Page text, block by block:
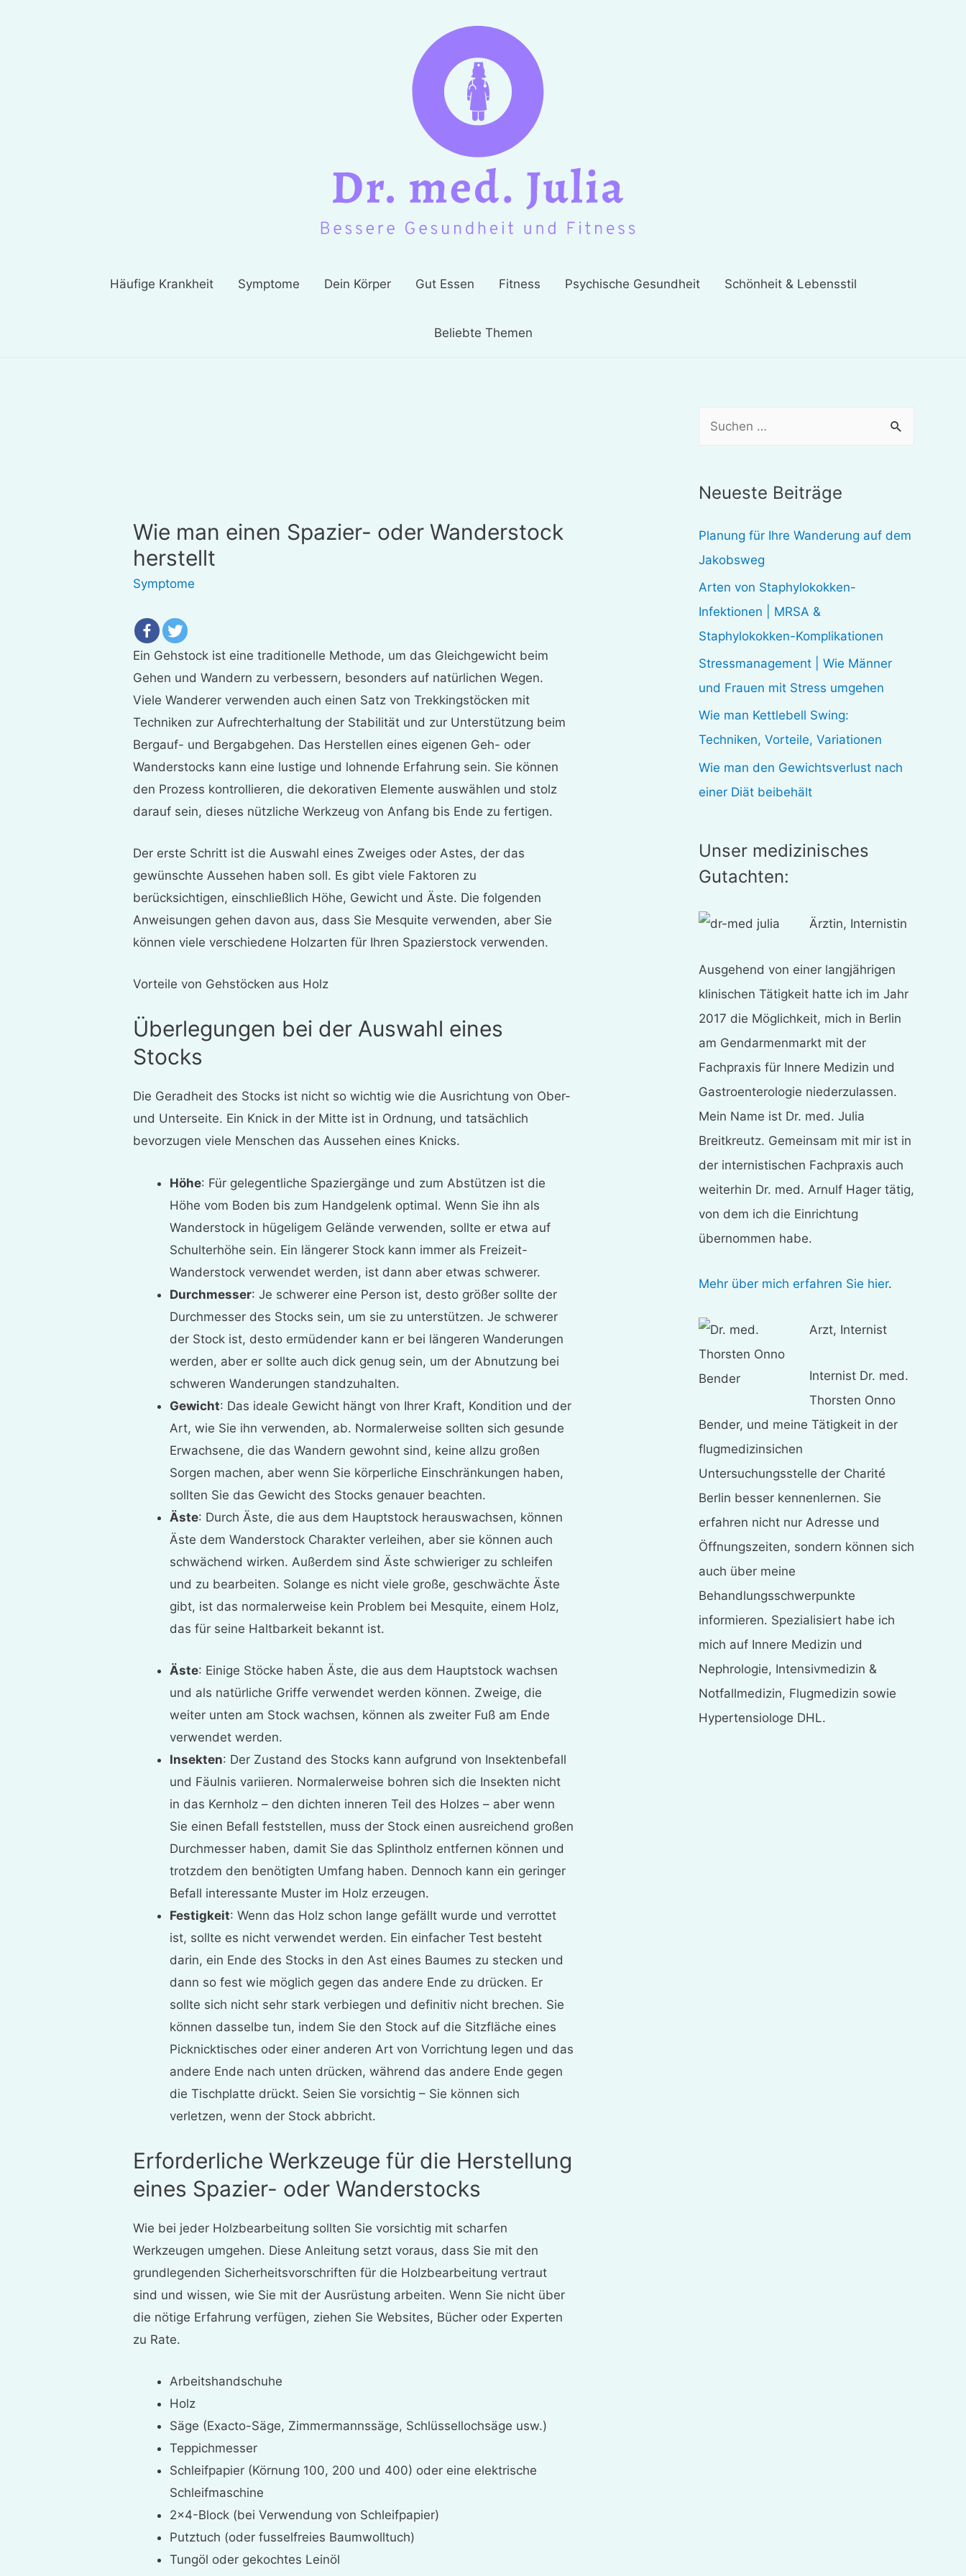
Häufige Krankheit Symptome Dein Körper Gut Essen Fitness Psychische Gesundheit Schönheit & Lebensstil
Beliebte Themen
Wie man einen Spazier- oder Wanderstock
herstellt
Symptome
Ein Gehstock ist eine traditionelle Methode, um das Gleichgewicht beim
Gehen und Wandern zu verbessern, besonders auf natürlichen Wegen.
Viele Wanderer verwenden auch einen Satz von Trekkingstöcken mit
Techniken zur Aufrechterhaltung der Stabilität und zur Unterstützung beim
Bergauf- und Bergabgehen. Das Herstellen eines eigenen Geh- oder
Wanderstocks kann eine lustige und lohnende Erfahrung sein. Sie können
den Prozess kontrollieren, die dekorativen Elemente auswählen und stolz
darauf sein, dieses nützliche Werkzeug von Anfang bis Ende zu fertigen.
Der erste Schritt ist die Auswahl eines Zweiges oder Astes, der das
gewünschte Aussehen haben soll. Es gibt viele Faktoren zu
berücksichtigen, einschließlich Höhe, Gewicht und Äste. Die folgenden
Anweisungen gehen davon aus, dass Sie Mesquite verwenden, aber Sie
können viele verschiedene Holzarten für Ihren Spazierstock verwenden.
Vorteile von Gehstöcken aus Holz
Überlegungen bei der Auswahl eines
Stocks
Die Geradheit des Stocks ist nicht so wichtig wie die Ausrichtung von Ober-
und Unterseite. Ein Knick in der Mitte ist in Ordnung, und tatsächlich
bevorzugen viele Menschen das Aussehen eines Knicks.
Höhe: Für gelegentliche Spaziergänge und zum Abstützen ist die
Höhe vom Boden bis zum Handgelenk optimal. Wenn Sie ihn als
Wanderstock in hügeligem Gelände verwenden, sollte er etwa auf
Schulterhöhe sein. Ein längerer Stock kann immer als Freizeit-
Wanderstock verwendet werden, ist dann aber etwas schwerer.
Durchmesser: Je schwerer eine Person ist, desto größer sollte der
Durchmesser des Stocks sein, um sie zu unterstützen. Je schwerer
der Stock ist, desto ermüdender kann er bei längeren Wanderungen
werden, aber er sollte auch dick genug sein, um der Abnutzung bei
schweren Wanderungen standzuhalten.
Gewicht: Das ideale Gewicht hängt von Ihrer Kraft, Kondition und der
Art, wie Sie ihn verwenden, ab. Normalerweise sollten sich gesunde
Erwachsene, die das Wandern gewohnt sind, keine allzu großen
Sorgen machen, aber wenn Sie körperliche Einschränkungen haben,
sollten Sie das Gewicht des Stocks genauer beachten.
Äste: Durch Äste, die aus dem Hauptstock herauswachsen, können
Äste dem Wanderstock Charakter verleihen, aber sie können auch
schwächend wirken. Außerdem sind Äste schwieriger zu schleifen
und zu bearbeiten. Solange es nicht viele große, geschwächte Äste
gibt, ist das normalerweise kein Problem bei Mesquite, einem Holz,
das für seine Haltbarkeit bekannt ist.
Äste: Einige Stöcke haben Äste, die aus dem Hauptstock wachsen
und als natürliche Griffe verwendet werden können. Zweige, die
weiter unten am Stock wachsen, können als zweiter Fuß am Ende
verwendet werden.
Insekten: Der Zustand des Stocks kann aufgrund von Insektenbefall
und Fäulnis variieren. Normalerweise bohren sich die Insekten nicht
in das Kernholz – den dichten inneren Teil des Holzes – aber wenn
Sie einen Befall feststellen, muss der Stock einen ausreichend großen
Durchmesser haben, damit Sie das Splintholz entfernen können und
trotzdem den benötigten Umfang haben. Dennoch kann ein geringer
Befall interessante Muster im Holz erzeugen.
Festigkeit: Wenn das Holz schon lange gefällt wurde und verrottet
ist, sollte es nicht verwendet werden. Ein einfacher Test besteht
darin, ein Ende des Stocks in den Ast eines Baumes zu stecken und
dann so fest wie möglich gegen das andere Ende zu drücken. Er
sollte sich nicht sehr stark verbiegen und definitiv nicht brechen. Sie
können dasselbe tun, indem Sie den Stock auf die Sitzfläche eines
Picknicktisches oder einer anderen Art von Vorrichtung legen und das
andere Ende nach unten drücken, während das andere Ende gegen
die Tischplatte drückt. Seien Sie vorsichtig – Sie können sich
verletzen, wenn der Stock abbricht.
Erforderliche Werkzeuge für die Herstellung
eines Spazier- oder Wanderstocks
Wie bei jeder Holzbearbeitung sollten Sie vorsichtig mit scharfen
Werkzeugen umgehen. Diese Anleitung setzt voraus, dass Sie mit den
grundlegenden Sicherheitsvorschriften für die Holzbearbeitung vertraut
sind und wissen, wie Sie mit der Ausrüstung arbeiten. Wenn Sie nicht über
die nötige Erfahrung verfügen, ziehen Sie Websites, Bücher oder Experten
zu Rate.
Arbeitshandschuhe
Holz
Säge (Exacto-Säge, Zimmermannssäge, Schlüssellochsäge usw.)
Teppichmesser
Schleifpapier (Körnung 100, 200 und 400) oder eine elektrische
Schleifmaschine
2×4-Block (bei Verwendung von Schleifpapier)
Putztuch (oder fusselfreies Baumwolltuch)
Tungöl oder gekochtes Leinöl
h
n
n
a
c
h
:
Neueste Beiträge
Planung für Ihre Wanderung auf dem
Jakobsweg
Arten von Staphylokokken-
Infektionen | MRSA &
Staphylokokken-Komplikationen
Stressmanagement | Wie Männer
und Frauen mit Stress umgehen
Wie man Kettlebell Swing:
Techniken, Vorteile, Variationen
Wie man den Gewichtsverlust nach
einer Diät beibehält
Unser medizinisches
Gutachten:
Ärztin, Internistin
Ausgehend von einer langjährigen
klinischen Tätigkeit hatte ich im Jahr
2017 die Möglichkeit, mich in Berlin
am Gendarmenmarkt mit der
Fachpraxis für Innere Medizin und
Gastroenterologie niederzulassen.
Mein Name ist Dr. med. Julia
Breitkreutz. Gemeinsam mit mir ist in
der internistischen Fachpraxis auch
weiterhin Dr. med. Arnulf Hager tätig,
von dem ich die Einrichtung
übernommen habe.
Mehr über mich erfahren Sie hier.
Arzt, Internist
Internist Dr. med.
Thorsten Onno
Bender, und meine Tätigkeit in der
flugmedizinsichen
Untersuchungsstelle der Charité
Berlin besser kennenlernen. Sie
erfahren nicht nur Adresse und
Öffnungszeiten, sondern können sich
auch über meine
Behandlungsschwerpunkte
informieren. Spezialisiert habe ich
mich auf Innere Medizin und
Nephrologie, Intensivmedizin &
Notfallmedizin, Flugmedizin sowie
Hypertensiologe DHL.